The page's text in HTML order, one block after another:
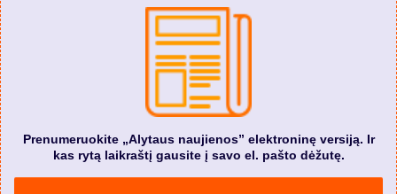
Prenumeruokite „Alytaus naujienos” elektroninę versiją. Ir
kas rytą laikraštį gausite į savo el. pašto dėžutę.